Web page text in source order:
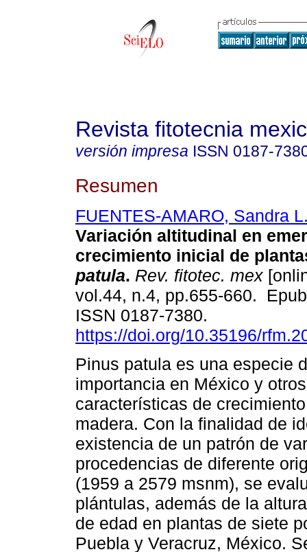
Revista fitotecnia
versión impresa ISSN 0187-
Resumen
FUENTES-AMARO, Sandra
Variación altitudinal en
crecimiento inicial de
patula. Rev. fitotec. mex
vol.44, n.4, pp.655-660.
ISSN 0187-7380.
https://doi.org/10.35196/
Pinus patula es una especie
importancia en México y
características de
madera. Con la finalidad de
existencia de un patrón de
procedencias de diferente
(1959 a 2579 msnm), se
plántulas, además de la
de edad en plantas de siete
Puebla y Veracruz, México.